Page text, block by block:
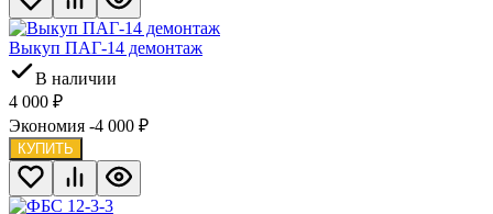
Выкуп ПАГ-14 демонтаж
В наличии
4 000 ₽
Экономия -4 000 ₽
КУПИТЬ